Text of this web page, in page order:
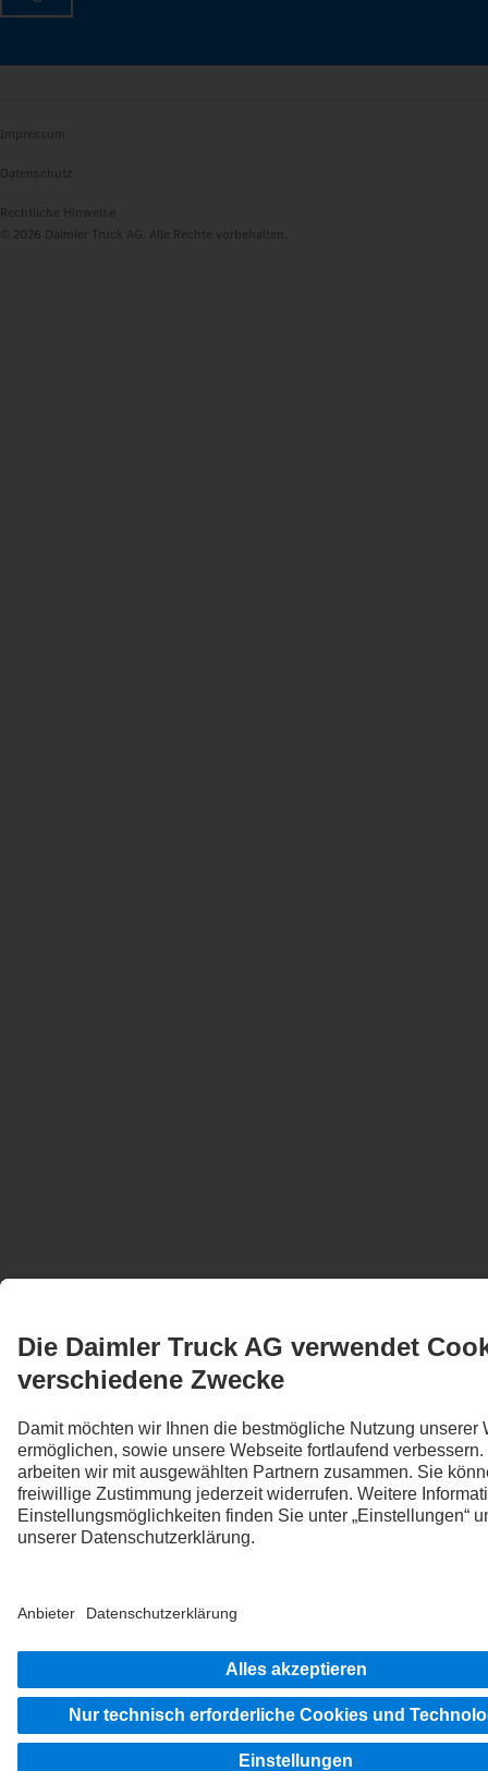
Impressum
Datenschutz
Rechtliche Hinweise
© 2026 Daimler Truck AG. Alle Rechte vorbehalten.